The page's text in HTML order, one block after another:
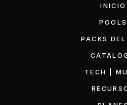
INICIO
POOLS
PACKS DEL
TECH |